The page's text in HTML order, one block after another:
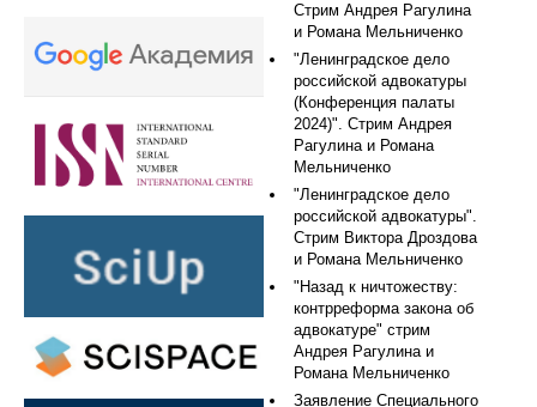
Стрим Андрея Рагулина
и Романа Мельниченко
"Ленинградское дело
российской адвокатуры
(Конференция палаты
2024)". Стрим Андрея
Рагулина и Романа
Мельниченко
"Ленинградское дело
российской адвокатуры".
Стрим Виктора Дроздова
и Романа Мельниченко
"Назад к ничтожеству:
контрреформа закона об
адвокатуре" стрим
Андрея Рагулина и
Романа Мельниченко
Заявление Специального